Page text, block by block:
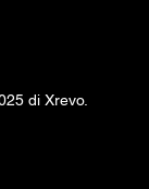
di Xrevo.